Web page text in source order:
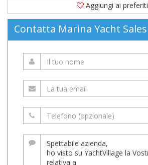
Aggiungi ai preferiti
Contatta Marina Yacht Sales